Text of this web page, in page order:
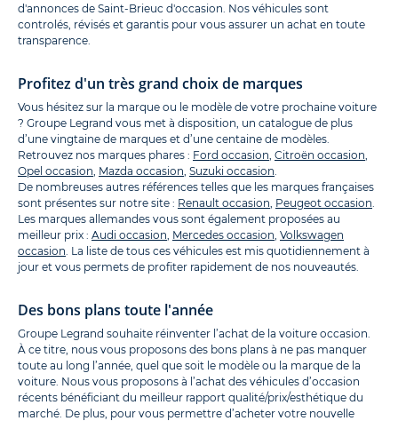
d'annonces de Saint-Brieuc d'occasion. Nos véhicules sont
controlés, révisés et garantis pour vous assurer un achat en toute
transparence.
Profitez d'un très grand choix de marques
Vous hésitez sur la marque ou le modèle de votre prochaine voiture
? Groupe Legrand vous met à disposition, un catalogue de plus
d’une vingtaine de marques et d’une centaine de modèles.
Retrouvez nos marques phares : Ford occasion Citroën occasion
Opel occasion Mazda occasion Suzuki occasion
De nombreuses autres références telles que les marques françaises
sont présentes sur notre site : Renault occasion Peugeot occasion
Les marques allemandes vous sont également proposées au
meilleur prix : Audi occasion Mercedes occasion Volkswagen
occasion . La liste de tous ces véhicules est mis quotidiennement à
jour et vous permets de profiter rapidement de nos nouveautés.
Des bons plans toute l'année
Groupe Legrand souhaite réinventer l’achat de la voiture occasion.
À ce titre, nous vous proposons des bons plans à ne pas manquer
toute au long l’année, quel que soit le modèle ou la marque de la
voiture. Nous vous proposons à l’achat des véhicules d’occasion
récents bénéficiant du meilleur rapport qualité/prix/esthétique du
marché. De plus, pour vous permettre d’acheter votre nouvelle